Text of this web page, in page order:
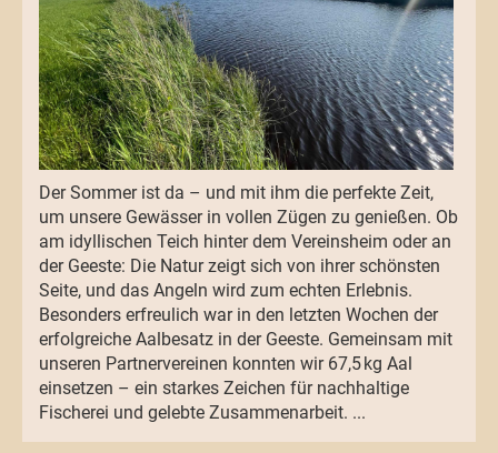
Der Sommer ist da – und mit ihm die perfekte Zeit,
um unsere Gewässer in vollen Zügen zu genießen. Ob
am idyllischen Teich hinter dem Vereinsheim oder an
der Geeste: Die Natur zeigt sich von ihrer schönsten
Seite, und das Angeln wird zum echten Erlebnis.
Besonders erfreulich war in den letzten Wochen der
erfolgreiche Aalbesatz in der Geeste. Gemeinsam mit
unseren Partnervereinen konnten wir 67,5 kg Aal
einsetzen – ein starkes Zeichen für nachhaltige
Fischerei und gelebte Zusammenarbeit. ...